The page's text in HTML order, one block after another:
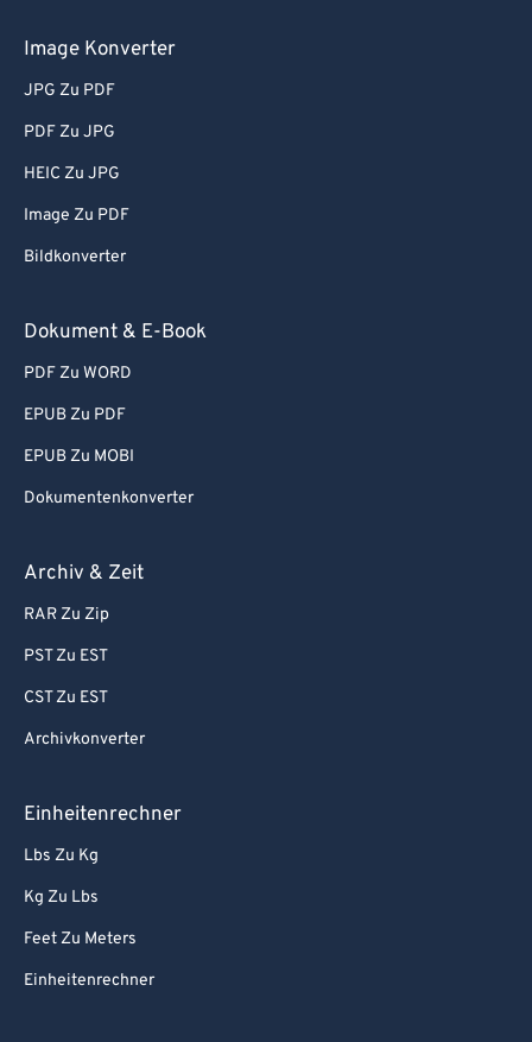
Image Konverter
JPG Zu PDF
PDF Zu JPG
HEIC Zu JPG
Image Zu PDF
Bildkonverter
Dokument & E-Book
PDF Zu WORD
EPUB Zu PDF
EPUB Zu MOBI
Dokumentenkonverter
Archiv & Zeit
RAR Zu Zip
PST Zu EST
CST Zu EST
Archivkonverter
Einheitenrechner
Lbs Zu Kg
Kg Zu Lbs
Feet Zu Meters
Einheitenrechner